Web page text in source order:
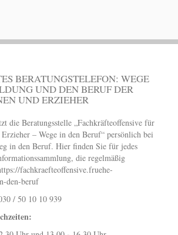
BERATUNGSTELEFON: WEGE
UND DEN BERUF DER
UND ERZIEHER
die Beratungsstelle „Fachkräfteoffensive für
– Wege in den Beruf“ persönlich bei
in den Beruf. Hier finden Sie für jedes
die regelmäßig
fachkraefteoffensive.fruehe-
den-beruf
/ 50 10 10 939